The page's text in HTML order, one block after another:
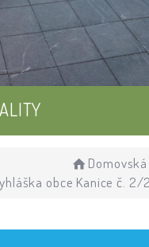
obce Kanice č.